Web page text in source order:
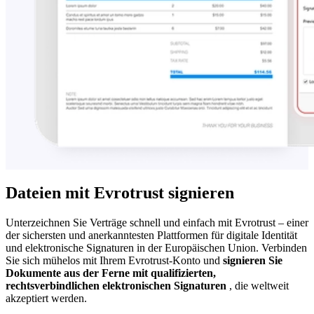
Dateien mit Evrotrust signieren
Unterzeichnen Sie Verträge schnell und einfach mit Evrotrust – einer
der sichersten und anerkanntesten Plattformen für digitale Identität
und elektronische Signaturen in der Europäischen Union. Verbinden
Sie sich mühelos mit Ihrem Evrotrust-Konto und signieren Sie
Dokumente aus der Ferne mit qualifizierten,
rechtsverbindlichen elektronischen Signaturen , die weltweit
akzeptiert werden.